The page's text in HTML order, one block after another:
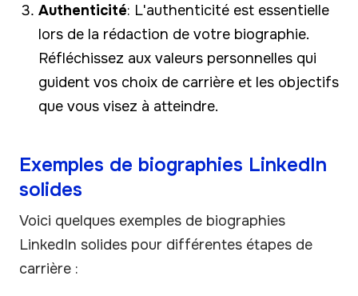
Authenticité: L'authenticité est essentielle
lors de la rédaction de votre biographie.
Réfléchissez aux valeurs personnelles qui
guident vos choix de carrière et les objectifs
que vous visez à atteindre.
Exemples de biographies LinkedIn
solides
Voici quelques exemples de biographies
LinkedIn solides pour différentes étapes de
carrière :